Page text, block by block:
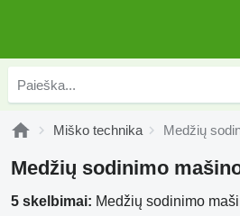
Miško technika Medžių
Medžių sodinimo
5 skelbimai: Medžių sodinimo